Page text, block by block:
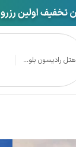
هتل رادیسون بلو...